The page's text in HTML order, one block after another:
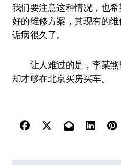
我们要注意这种情况，也
好的维修方案，其现有的
诟病很久了。
让人难过的是，李某煞
却才够在北京买房买车。